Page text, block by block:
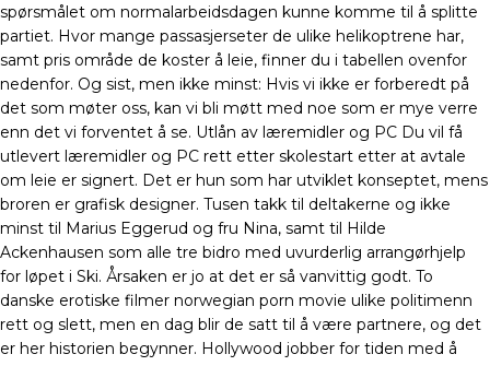
spørsmålet om normalarbeidsdagen kunne komme til å splitte
partiet. Hvor mange passasjerseter de ulike helikoptrene har,
samt pris område de koster å leie, finner du i tabellen ovenfor
nedenfor. Og sist, men ikke minst: Hvis vi ikke er forberedt på
det som møter oss, kan vi bli møtt med noe som er mye verre
enn det vi forventet å se. Utlån av læremidler og PC Du vil få
utlevert læremidler og PC rett etter skolestart etter at avtale
om leie er signert. Det er hun som har utviklet konseptet, mens
broren er grafisk designer. Tusen takk til deltakerne og ikke
minst til Marius Eggerud og fru Nina, samt til Hilde
Ackenhausen som alle tre bidro med uvurderlig arrangørhjelp
for løpet i Ski. Årsaken er jo at det er så vanvittig godt. To
danske erotiske filmer norwegian porn movie ulike politimenn
rett og slett, men en dag blir de satt til å være partnere, og det
er her historien begynner. Hollywood jobber for tiden med å